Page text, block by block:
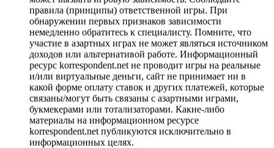
правила (принципы) ответственной игры. При
обнаружении первых признаков зависимости
немедленно обратитесь к специалисту. Помните, что
участие в азартных играх не может являться источником
доходов или альтернативой работе. Информационный
ресурс korrespondent.net не проводит игры на реальные
и/или виртуальные деньги, сайт не принимает ни в
какой форме оплату ставок и других платежей, которые
связаны/могут быть связаны с азартными играми,
букмекерами или тотализаторами. Какие-либо
материалы на информационном ресурсе
korrespondent.net публикуются исключительно в
информационных целях.